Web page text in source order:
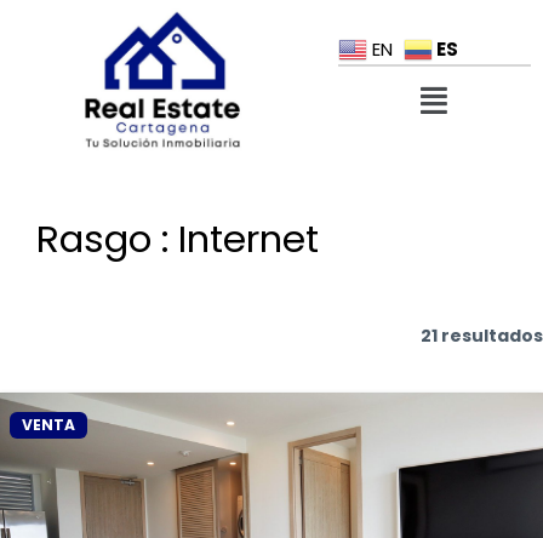
EN ES
Rasgo : Internet
21 resultados
VENTA